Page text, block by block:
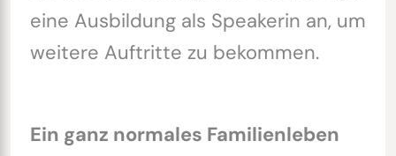
eine Ausbildung als Speakerin an, um
weitere Auftritte zu bekommen.
Ein ganz normales Familienleben